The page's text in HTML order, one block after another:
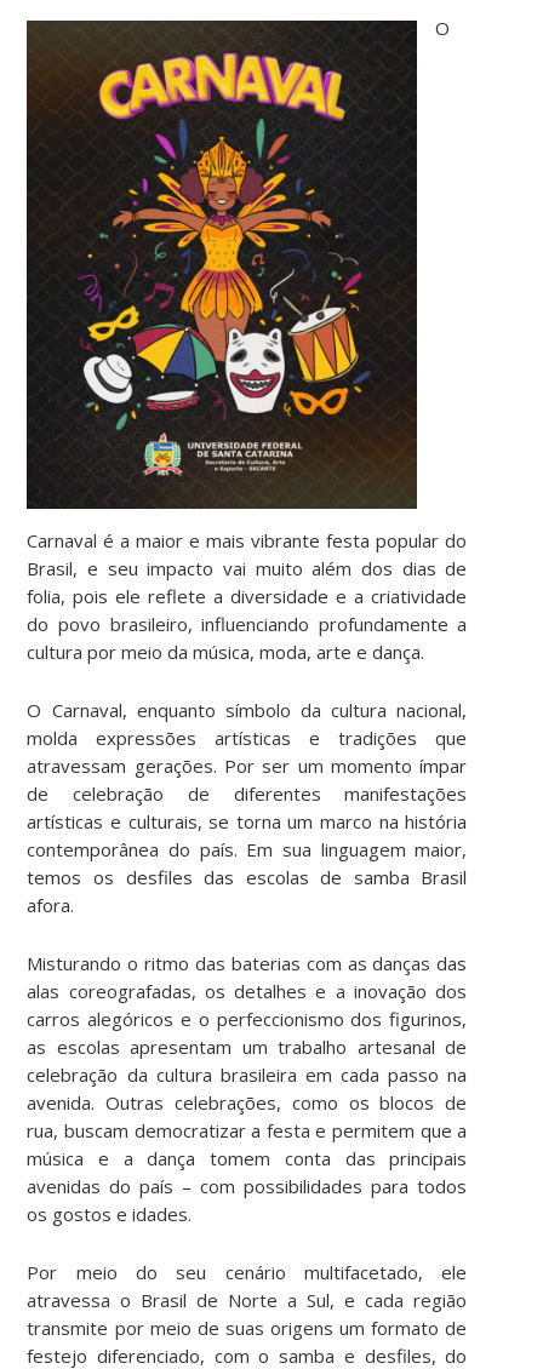
O
Carnaval é a maior e mais vibrante festa popular do
Brasil, e seu impacto vai muito além dos dias de
folia, pois ele reflete a diversidade e a criatividade
do povo brasileiro, influenciando profundamente a
cultura por meio da música, moda, arte e dança.
O Carnaval, enquanto símbolo da cultura nacional,
molda expressões artísticas e tradições que
atravessam gerações. Por ser um momento ímpar
de celebração de diferentes manifestações
artísticas e culturais, se torna um marco na história
contemporânea do país. Em sua linguagem maior,
temos os desfiles das escolas de samba Brasil
afora.
Misturando o ritmo das baterias com as danças das
alas coreografadas, os detalhes e a inovação dos
carros alegóricos e o perfeccionismo dos figurinos,
as escolas apresentam um trabalho artesanal de
celebração da cultura brasileira em cada passo na
avenida. Outras celebrações, como os blocos de
rua, buscam democratizar a festa e permitem que a
música e a dança tomem conta das principais
avenidas do país – com possibilidades para todos
os gostos e idades.
Por meio do seu cenário multifacetado, ele
atravessa o Brasil de Norte a Sul, e cada região
transmite por meio de suas origens um formato de
festejo diferenciado, com o samba e desfiles, do